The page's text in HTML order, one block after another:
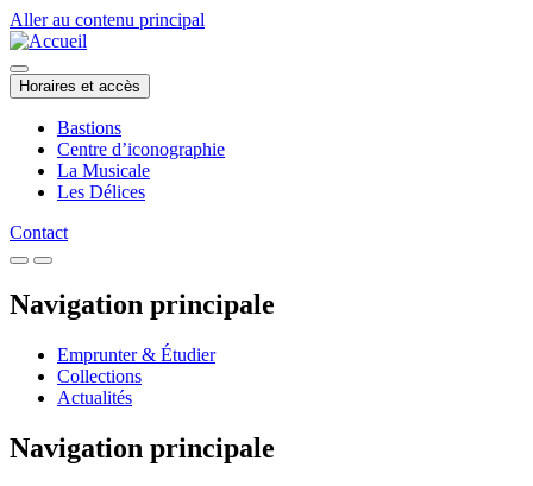
Aller au contenu principal
Horaires et accès
Bastions
Centre d’iconographie
La Musicale
Les Délices
Contact
Navigation principale
Emprunter & Étudier
Collections
Actualités
Navigation principale